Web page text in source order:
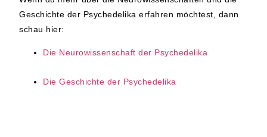
Geschichte der Psychedelika erfahren möchtest, dann
schau hier:
Die Neurowissenschaft der Psychedelika
Die Geschichte der Psychedelika